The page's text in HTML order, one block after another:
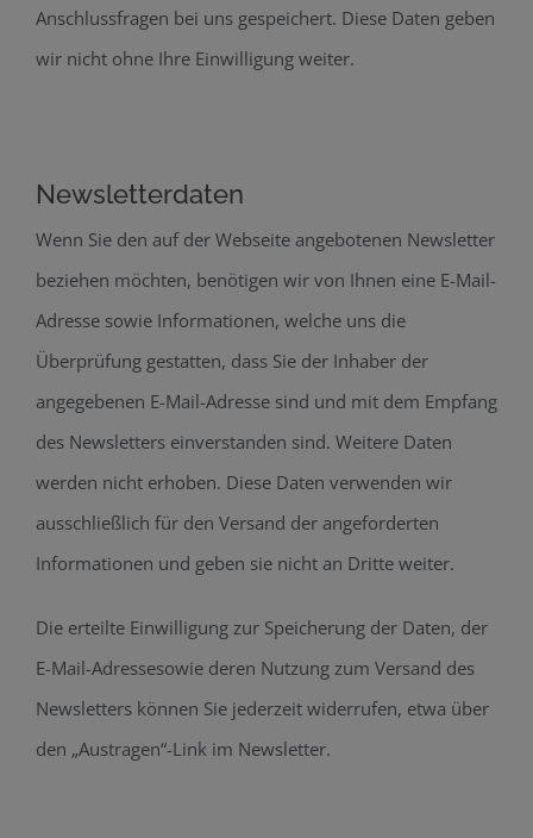
Anschlussfragen bei uns gespeichert. Diese Daten geben
wir nicht ohne Ihre Einwilligung weiter.
Newsletterdaten
Wenn Sie den auf der Webseite angebotenen Newsletter
beziehen möchten, benötigen wir von Ihnen eine E-Mail-
Adresse sowie Informationen, welche uns die
Überprüfung gestatten, dass Sie der Inhaber der
angegebenen E-Mail-Adresse sind und mit dem Empfang
des Newsletters einverstanden sind. Weitere Daten
werden nicht erhoben. Diese Daten verwenden wir
ausschließlich für den Versand der angeforderten
Informationen und geben sie nicht an Dritte weiter.
Die erteilte Einwilligung zur Speicherung der Daten, der
E-Mail-Adressesowie deren Nutzung zum Versand des
Newsletters können Sie jederzeit widerrufen, etwa über
den „Austragen“-Link im Newsletter.